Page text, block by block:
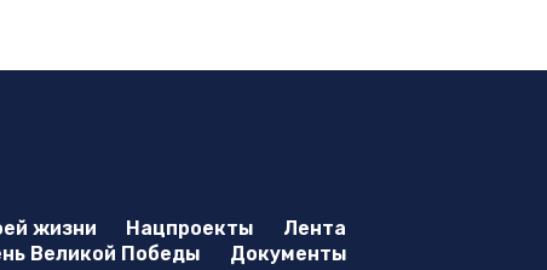
жизни Нацпроекты
Лента
Великой Победы
Документы